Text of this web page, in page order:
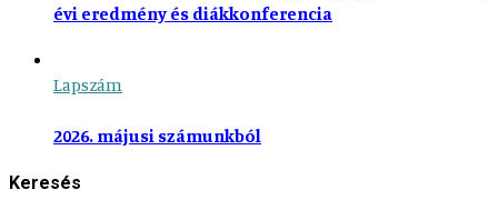
évi eredmény és diákkonferencia
Lapszám
2026. májusi számunkból
Keresés